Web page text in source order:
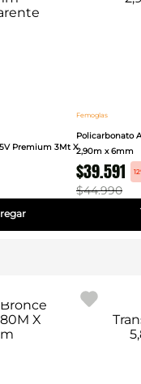
Premium 3Mt X
Femoglas
Policarbonato
2,90m x 6mm
$39.591
$44.990